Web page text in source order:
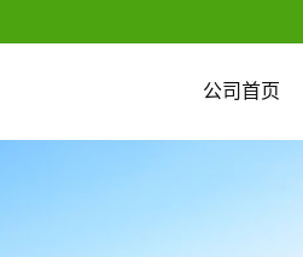
公司首页